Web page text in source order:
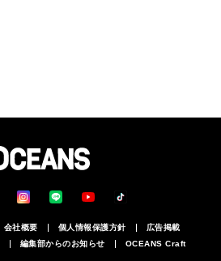
会社概要 個人情報保護方針
広告掲載
編集部からのお知らせ OCEANS Craft